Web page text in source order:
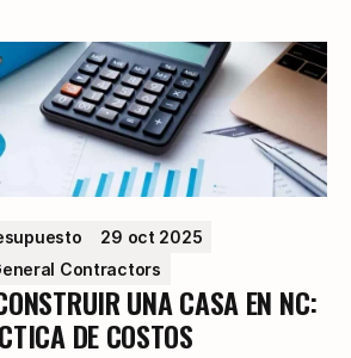
29 oct 2025
Contractors
UNA CASA EN NC:
DE COSTOS